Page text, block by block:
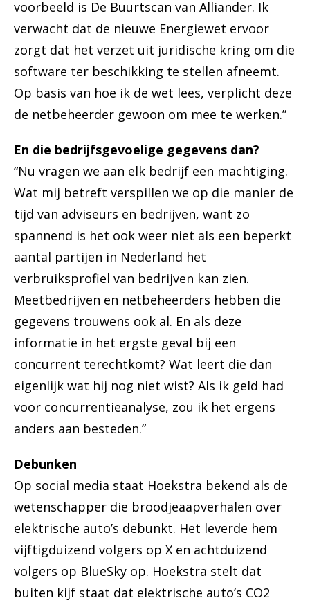
voorbeeld is De Buurtscan van Alliander. Ik
verwacht dat de nieuwe Energiewet ervoor
zorgt dat het verzet uit juridische kring om die
software ter beschikking te stellen afneemt.
Op basis van hoe ik de wet lees, verplicht deze
de netbeheerder gewoon om mee te werken.”
En die bedrijfsgevoelige gegevens dan?
“Nu vragen we aan elk bedrijf een machtiging.
Wat mij betreft verspillen we op die manier de
tijd van adviseurs en bedrijven, want zo
spannend is het ook weer niet als een beperkt
aantal partijen in Nederland het
verbruiksprofiel van bedrijven kan zien.
Meetbedrijven en netbeheerders hebben die
gegevens trouwens ook al. En als deze
informatie in het ergste geval bij een
concurrent terechtkomt? Wat leert die dan
eigenlijk wat hij nog niet wist? Als ik geld had
voor concurrentieanalyse, zou ik het ergens
anders aan besteden.”
Debunken
Op social media staat Hoekstra bekend als de
wetenschapper die broodjeaapverhalen over
elektrische auto’s debunkt. Het leverde hem
vijftigduizend volgers op X en achtduizend
volgers op BlueSky op. Hoekstra stelt dat
buiten kijf staat dat elektrische auto’s CO2